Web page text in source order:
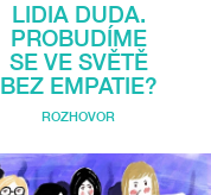
LIDIA DUDA.
PROBUDÍME
SE VE SVĚTĚ
BEZ EMPATIE?
ROZHOVOR